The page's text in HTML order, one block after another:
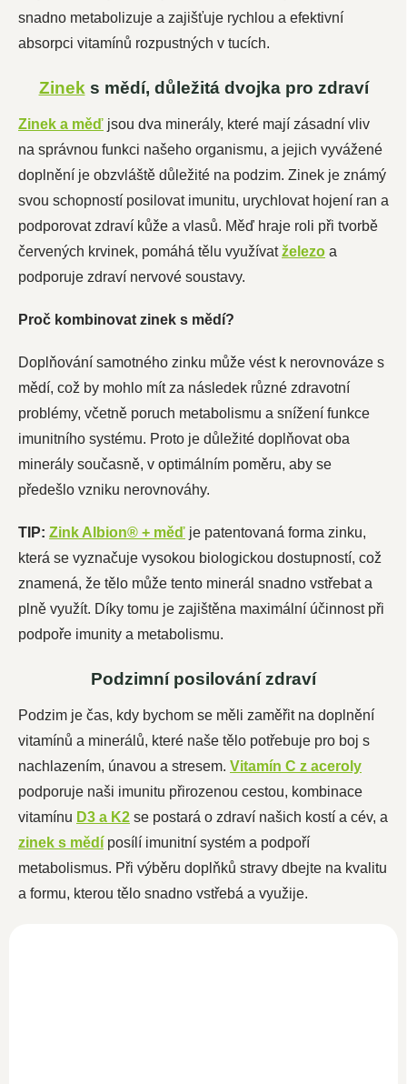
snadno metabolizuje a zajišťuje rychlou a efektivní
absorpci vitamínů rozpustných v tucích.
Zinek s mědí, důležitá dvojka pro zdraví
Zinek a měď jsou dva minerály, které mají zásadní vliv
na správnou funkci našeho organismu, a jejich vyvážené
doplnění je obzvláště důležité na podzim. Zinek je známý
svou schopností posilovat imunitu, urychlovat hojení ran a
podporovat zdraví kůže a vlasů. Měď hraje roli při tvorbě
červených krvinek, pomáhá tělu využívatželezo a
podporuje zdraví nervové soustavy.
Proč kombinovat zinek s mědí?
Doplňování samotného zinku může vést k nerovnováze s
mědí, což by mohlo mít za následek různé zdravotní
problémy, včetně poruch metabolismu a snížení funkce
imunitního systému. Proto je důležité doplňovat oba
minerály současně, v optimálním poměru, aby se
předešlo vzniku nerovnováhy.
TIP: Zink Albion® + měď je patentovaná forma zinku,
která se vyznačuje vysokou biologickou dostupností, což
znamená, že tělo může tento minerál snadno vstřebat a
plně využít. Díky tomu je zajištěna maximální účinnost při
podpoře imunity a metabolismu.
Podzimní posilování zdraví
Podzim je čas, kdy bychom se měli zaměřit na doplnění
vitamínů a minerálů, které naše tělo potřebuje pro boj s
nachlazením, únavou a stresem. Vitamín C z aceroly
podporuje naši imunitu přirozenou cestou, kombinace
vitamínu D3 a K2 se postará o zdraví našich kostí a cév, a
zinek s mědí posílí imunitní systém a podpoří
metabolismus. Při výběru doplňků stravy dbejte na kvalitu
a formu, kterou tělo snadno vstřebá a využije.